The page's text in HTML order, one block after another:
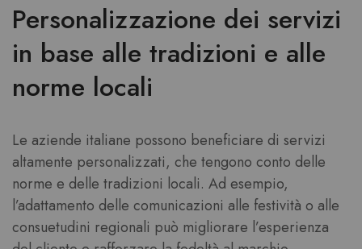
Personalizzazione dei servizi
in base alle tradizioni e alle
norme locali
Le aziende italiane possono beneficiare di servizi
altamente personalizzati, che tengono conto delle
norme e delle tradizioni locali. Ad esempio,
l’adattamento delle comunicazioni alle festività o alle
consuetudini regionali può migliorare l’esperienza